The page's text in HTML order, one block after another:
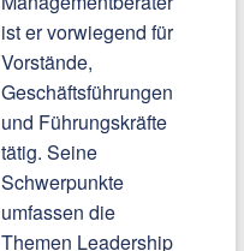
ist er vorwiegend für
Vorstände,
Geschäftsführungen
und Führungskräfte
tätig. Seine
Schwerpunkte
umfassen die
Themen Leadership